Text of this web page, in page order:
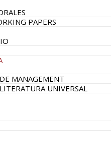
PAPERS
MANAGEMENT
UNIVERSAL